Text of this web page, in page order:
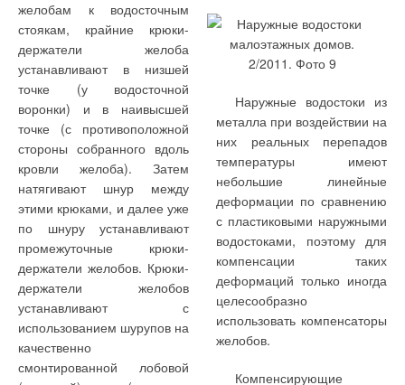
желобам к водосточным
стоякам, крайние крюки-
держатели желоба
устанавливают в низшей
точке (у водосточной
воронки) и в наивысшей
точке (с противоположной
стороны собранного вдоль
кровли желоба). Затем
натягивают шнур между
этими крюками, и далее уже
по шнуру устанавливают
промежуточные крюки-
держатели желобов. Крюки-
держатели желобов
устанавливают с
использованием шурупов на
качественно
смонтированной лобовой
Наружные водостоки из
металла при воздействии на
них реальных перепадов
температуры имеют
небольшие линейные
деформации по сравнению
с пластиковыми наружными
водостоками, поэтому для
компенсации таких
деформаций только иногда
целесообразно
использовать компенсаторы
желобов.
Компенсирующие